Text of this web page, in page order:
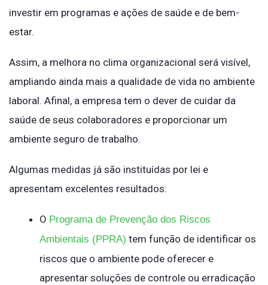
investir em programas e ações de saúde e de bem-
estar.
Assim, a melhora no clima organizacional será visível,
ampliando ainda mais a qualidade de vida no ambiente
laboral. Afinal, a empresa tem o dever de cuidar da
saúde de seus colaboradores e proporcionar um
ambiente seguro de trabalho.
Algumas medidas já são instituídas por lei e
apresentam excelentes resultados:
O Programa de Prevenção dos Riscos
Ambientais (PPRA) tem função de identificar os
riscos que o ambiente pode oferecer e
apresentar soluções de controle ou erradicação